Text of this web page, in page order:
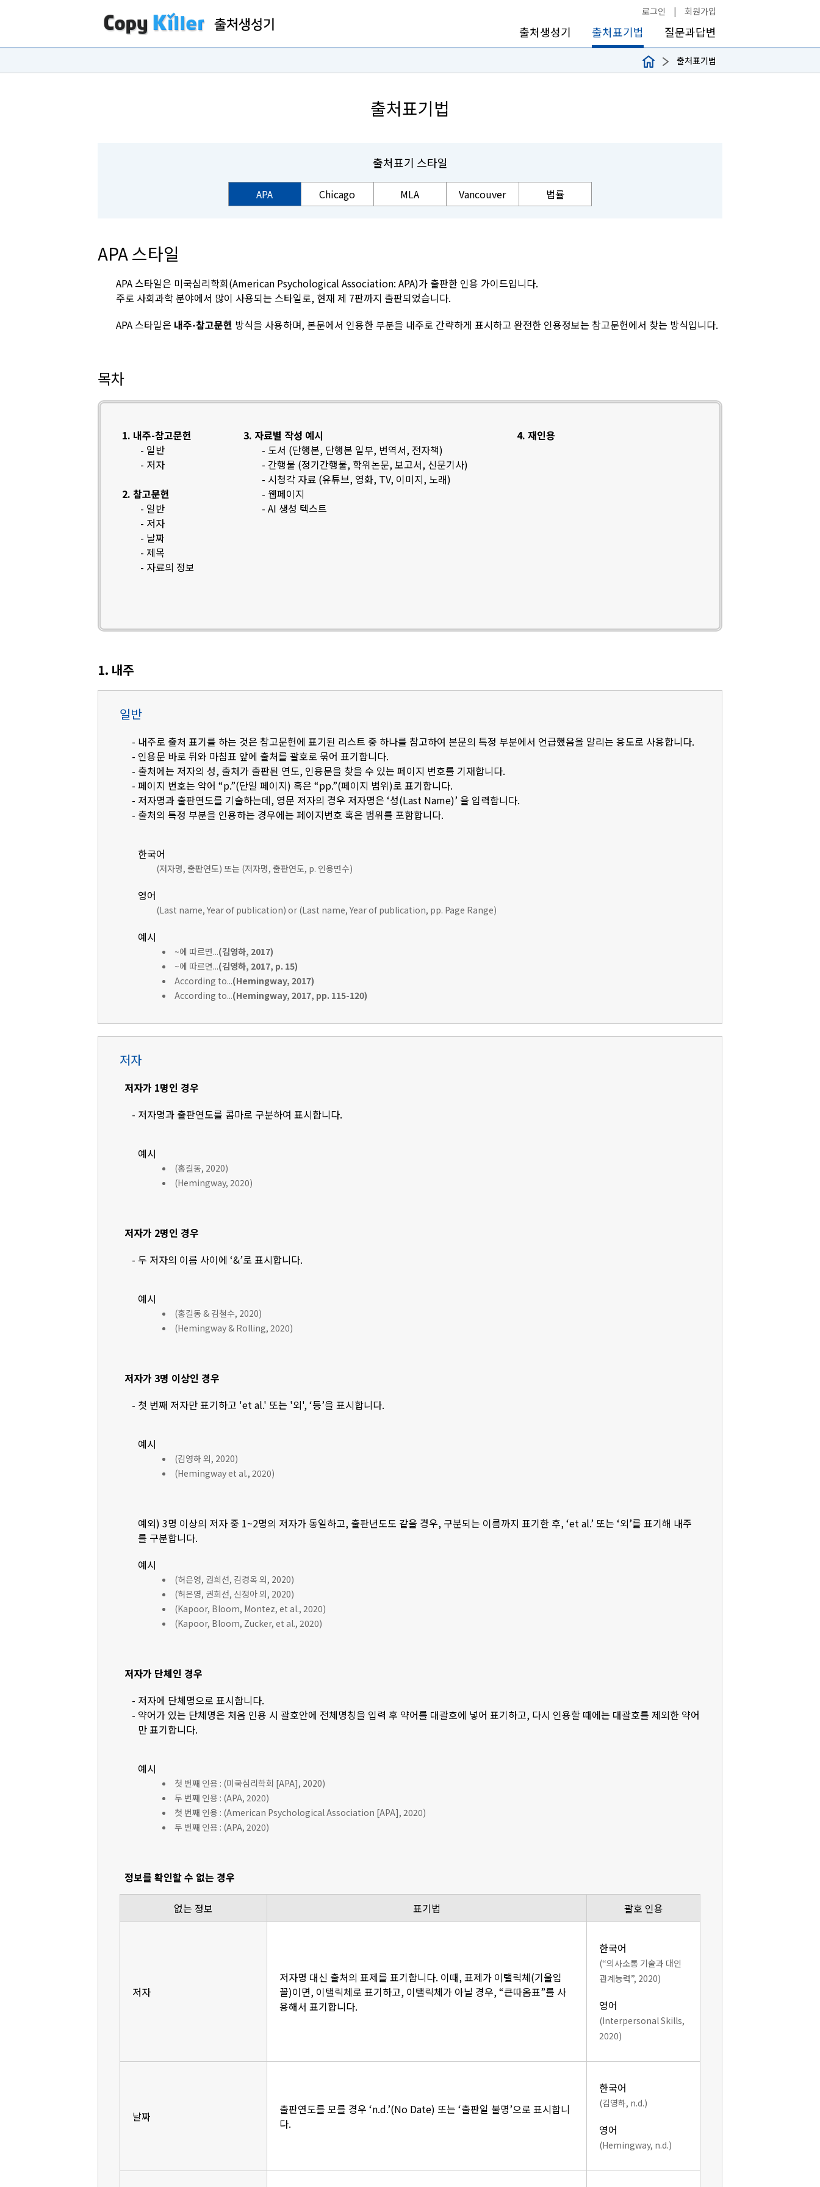
로그인 | 회원가입
출처생성기 출처표기법 질문과답변
출처표기법
출처표기법
출처표기 스타일
APA Chicago MLA Vancouver 법률
APA 스타일
APA 스타일은 미국심리학회(American Psychological Association: APA)가 출판한 인용 가이드입니다.
주로 사회과학 분야에서 많이 사용되는 스타일로, 현재 제 7판까지 출판되었습니다.
APA 스타일은 내주-참고문헌 방식을 사용하며, 본문에서 인용한 부분을 내주로 간략하게 표시하고 완전한 인용정보는 참고문헌에서 찾는 방식입니다.
목차
1. 내주-참고문헌
- 일반
- 저자
2. 참고문헌
- 일반
- 저자
- 날짜
- 제목
- 자료의 정보
3. 자료별 작성 예시
- 도서 (단행본, 단행본 일부, 번역서, 전자책)
- 간행물 (정기간행물, 학위논문, 보고서, 신문기사)
- 시청각 자료 (유튜브, 영화, TV, 이미지, 노래)
- 웹페이지
- AI 생성 텍스트
4. 재인용
1. 내주
일반
- 내주로 출처 표기를 하는 것은 참고문헌에 표기된 리스트 중 하나를 참고하여 본문의 특정 부분에서 언급했음을 알리는 용도로 사용합니다.
- 인용문 바로 뒤와 마침표 앞에 출처를 괄호로 묶어 표기합니다.
- 출처에는 저자의 성, 출처가 출판된 연도, 인용문을 찾을 수 있는 페이지 번호를 기재합니다.
- 페이지 번호는 약어 “p.”(단일 페이지) 혹은 “pp.”(페이지 범위)로 표기합니다.
- 저자명과 출판연도를 기술하는데, 영문 저자의 경우 저자명은 ‘성(Last Name)’ 을 입력합니다.
- 출처의 특정 부분을 인용하는 경우에는 페이지번호 혹은 범위를 포함합니다.
한국어
(저자명, 출판연도) 또는 (저자명, 출판연도, p. 인용면수)
영어
(Last name, Year of publication) or (Last name, Year of publication, pp. Page Range)
예시
~에 따르면...(김영하, 2017)
~에 따르면...(김영하, 2017, p. 15)
According to...(Hemingway, 2017)
According to...(Hemingway, 2017, pp. 115-120)
저자
저자가 1명인 경우
- 저자명과 출판연도를 콤마로 구분하여 표시합니다.
예시
(홍길동, 2020)
(Hemingway, 2020)
저자가 2명인 경우
- 두 저자의 이름 사이에 ‘&’로 표시합니다.
예시
(홍길동 & 김철수, 2020)
(Hemingway & Rolling, 2020)
저자가 3명 이상인 경우
- 첫 번째 저자만 표기하고 'et al.' 또는 '외', ‘등’을 표시합니다.
예시
(김영하 외, 2020)
(Hemingway et al., 2020)
예외) 3명 이상의 저자 중 1~2명의 저자가 동일하고, 출판년도도 같을 경우, 구분되는 이름까지 표기한 후, ‘et al.’ 또는 ‘외’를 표기해 내주
를 구분합니다.
예시
(허은영, 권희선, 김경옥 외, 2020)
(허은영, 권희선, 신정아 외, 2020)
(Kapoor, Bloom, Montez, et al., 2020)
(Kapoor, Bloom, Zucker, et al., 2020)
저자가 단체인 경우
- 저자에 단체명으로 표시합니다.
- 약어가 있는 단체명은 처음 인용 시 괄호안에 전체명칭을 입력 후 약어를 대괄호에 넣어 표기하고, 다시 인용할 때에는 대괄호를 제외한 약어
만 표기합니다.
예시
첫 번째 인용 : (미국심리학회 [APA], 2020)
두 번째 인용 : (APA, 2020)
첫 번째 인용 : (American Psychological Association [APA], 2020)
두 번째 인용 : (APA, 2020)
정보를 확인할 수 없는 경우
없는 정보 표기법 괄호 인용
저자
저자명 대신 출처의 표제를 표기합니다. 이때, 표제가 이탤릭체(기울임
꼴)이면, 이탤릭체로 표기하고, 이탤릭체가 아닐 경우, “큰따옴표”를 사
용해서 표기합니다.
한국어
(“의사소통 기술과 대인
관계능력”, 2020)
영어
(Interpersonal Skills,
2020)
날짜
출판연도를 모를 경우 ‘n.d.’(No Date) 또는 ‘출판일 불명’으로 표시합니
다.
한국어
(김영하, n.d.)
영어
(Hemingway, n.d.)